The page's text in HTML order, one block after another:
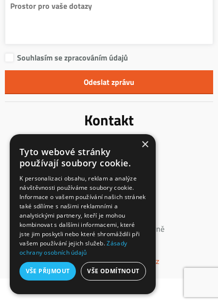
Souhlasím se zpracováním údajů
Kontakt
Mladoňovice 65
675 32, okres Třebíč
Česká Republika
IČ: 23855991
DIČ: CZ23855991
spisová značka: C 147862
vedená u Krajského soudu v Brně
+420 774 660 532
info@interierove-schodiste.cz
×
Tyto webové stránky
používají soubory cookie.
K personalizaci obsahu, reklam a analýze
návštěvnosti používáme soubory cookie.
Informace o vašem používání našich stránek
také sdílíme s našimi reklamními a
analytickými partnery, kteří je mohou
kombinovat s dalšími informacemi, které
jste jim poskytli nebo které shromáždili při
vašem používání jejich služeb.Zásady
ochrany osobních údajů
VŠE PŘIJMOUT VŠE ODMÍTNOUT